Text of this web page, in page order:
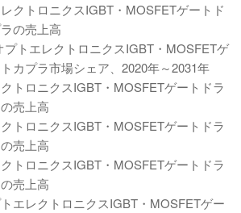
クトロニクスIGBT・MOSFETゲートド
の売上高
プトエレクトロニクスIGBT・MOSFETゲ
カプラ市場シェア、2020年～2031年
トロニクスIGBT・MOSFETゲートドラ
売上高
トロニクスIGBT・MOSFETゲートドラ
売上高
トロニクスIGBT・MOSFETゲートドラ
売上高
エレクトロニクスIGBT・MOSFETゲー